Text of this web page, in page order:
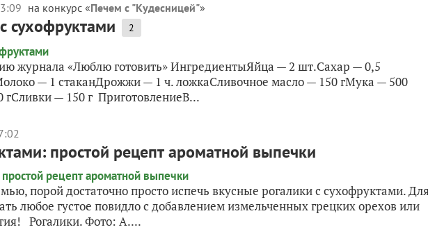
на конкурс «Печем с "Кудесницей"»
сухофруктами 2
журнала «Люблю готовить» ИнгредиентыЯйца — 2 шт.Сахар — 0,5
— 1 стаканДрожжи — 1 ч. ложкаСливочное масло — 150 гМука — 500
— 150 г ПриготовлениеВ...
простой рецепт ароматной выпечки
порой достаточно просто испечь вкусные рогалики с сухофруктами.
любое густое повидло с добавлением измельченных грецких орехов или
Рогалики. Фото: А....